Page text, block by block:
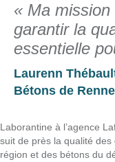
« Ma
garantir la
essentielle
Laurenn
Bétons de
Laborantine à l’agence
suit de près la qualité
région et des bétons du